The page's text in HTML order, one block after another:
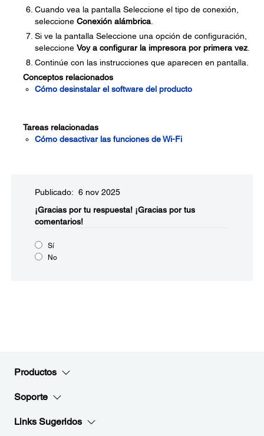
Cuando vea la pantalla Seleccione el tipo de conexión,
seleccione Conexión alámbrica
Si ve la pantalla Seleccione una opción de configuración,
seleccione Voy a configurar la impresora por primera vez
Continúe con las instrucciones que aparecen en pantalla.
Conceptos relacionados
Cómo desinstalar el software del producto
Tareas relacionadas
Cómo desactivar las funciones de Wi-Fi
Publicado: 6 nov 2025
¡Gracias por tu respuesta! ¡Gracias por tus
comentarios!
Sí
No
Productos
Soporte
Links Sugeridos